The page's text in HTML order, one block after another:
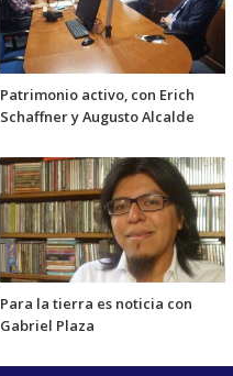
Patrimonio activo, con Erich
Schaffner y Augusto Alcalde
Para la tierra es noticia con
Gabriel Plaza